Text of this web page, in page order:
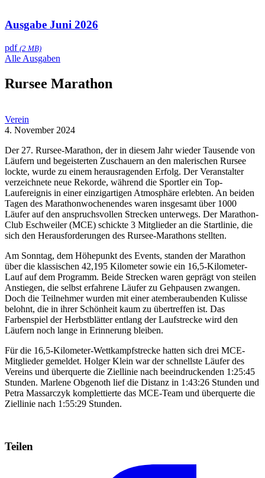
Ausgabe Juni 2026
pdf (2 MB)
Alle Ausgaben
Rursee Marathon
Verein
4. November 2024
Der 27. Rursee-Marathon, der in diesem Jahr wieder Tausende von
Läufern und begeisterten Zuschauern an den malerischen Rursee
lockte, wurde zu einem herausragenden Erfolg. Der Veranstalter
verzeichnete neue Rekorde, während die Sportler ein Top-
Laufereignis in einer einzigartigen Atmosphäre erlebten. An beiden
Tagen des Marathonwochenendes waren insgesamt über 1000
Läufer auf den anspruchsvollen Strecken unterwegs. Der Marathon-
Club Eschweiler (MCE) schickte 3 Mitglieder an die Startlinie, die
sich den Herausforderungen des Rursee-Marathons stellten.
Am Sonntag, dem Höhepunkt des Events, standen der Marathon
über die klassischen 42,195 Kilometer sowie ein 16,5-Kilometer-
Lauf auf dem Programm. Beide Strecken waren geprägt von steilen
Anstiegen, die selbst erfahrene Läufer zu Gehpausen zwangen.
Doch die Teilnehmer wurden mit einer atemberaubenden Kulisse
belohnt, die in ihrer Schönheit kaum zu übertreffen ist. Das
Farbenspiel der Herbstblätter entlang der Laufstrecke wird den
Läufern noch lange in Erinnerung bleiben.
Für die 16,5-Kilometer-Wettkampfstrecke hatten sich drei MCE-
Mitglieder gemeldet. Holger Klein war der schnellste Läufer des
Vereins und überquerte die Ziellinie nach beeindruckenden 1:25:45
Stunden. Marlene Obgenoth lief die Distanz in 1:43:26 Stunden und
Petra Massarczyk komplettierte das MCE-Team und überquerte die
Ziellinie nach 1:55:29 Stunden.
Teilen